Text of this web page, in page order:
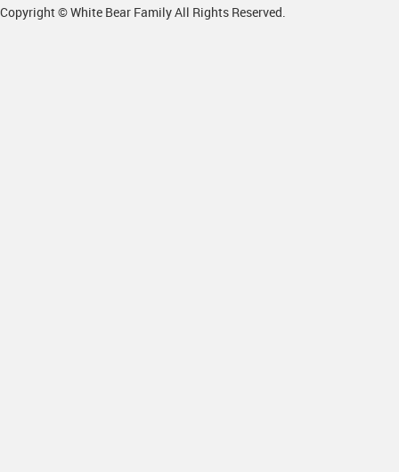
Copyright © White Bear Family All Rights Reserved.